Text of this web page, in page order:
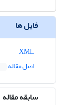
فایل ها
اصل مقاله
سابقه مقاله